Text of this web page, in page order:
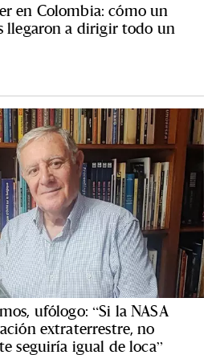
en Colombia: cómo un
llegaron a dirigir todo un
ufólogo: “Si la NASA
extraterrestre, no
seguiría igual de loca”